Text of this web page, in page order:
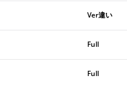
Ver違い
Full
Full